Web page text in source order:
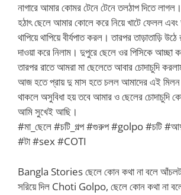
নাগারে আমার কোমর টেনে টেনে তলঠাপ দিতে
হঠাৎ ছেলে আমার কোলে করে নিয়ে খাটে ফেলল
থাপিয়ে থাপিয়ে বীর্যপাত করল। তারপর তাড়াতাড়ি উঠে
দাওয়া করে নিলাম। দুপুরে ছেলে ওর পিসিকে আচ্ছা
তারপর রাতে আমরা মা ছেলেতে আবার চোদাচুদি
আজ হতে প্রায় দু মাস হতে চলল আমাদের এই মিলন
থাকলে অসুবিধা হয় তবে আমার ও ছেলের চোদাচুদি
আমি সুখেই আছি।
#মা_ছেলে #চটি_গল্প #গুরুপ #golpo #চটি
#টা #sex #COTI
Bangla Stories ছেলে কোন কথা না বলে
সরিয়ে দিল Choti Golpo, ছেলে কোন কথা না